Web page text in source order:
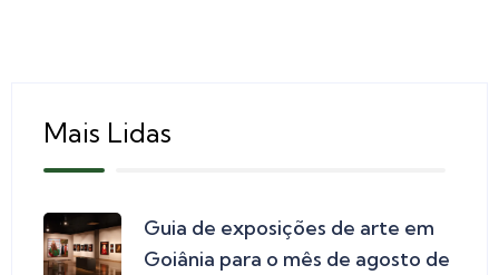
Mais Lidas
Guia de exposições de arte em
Goiânia para o mês de agosto de